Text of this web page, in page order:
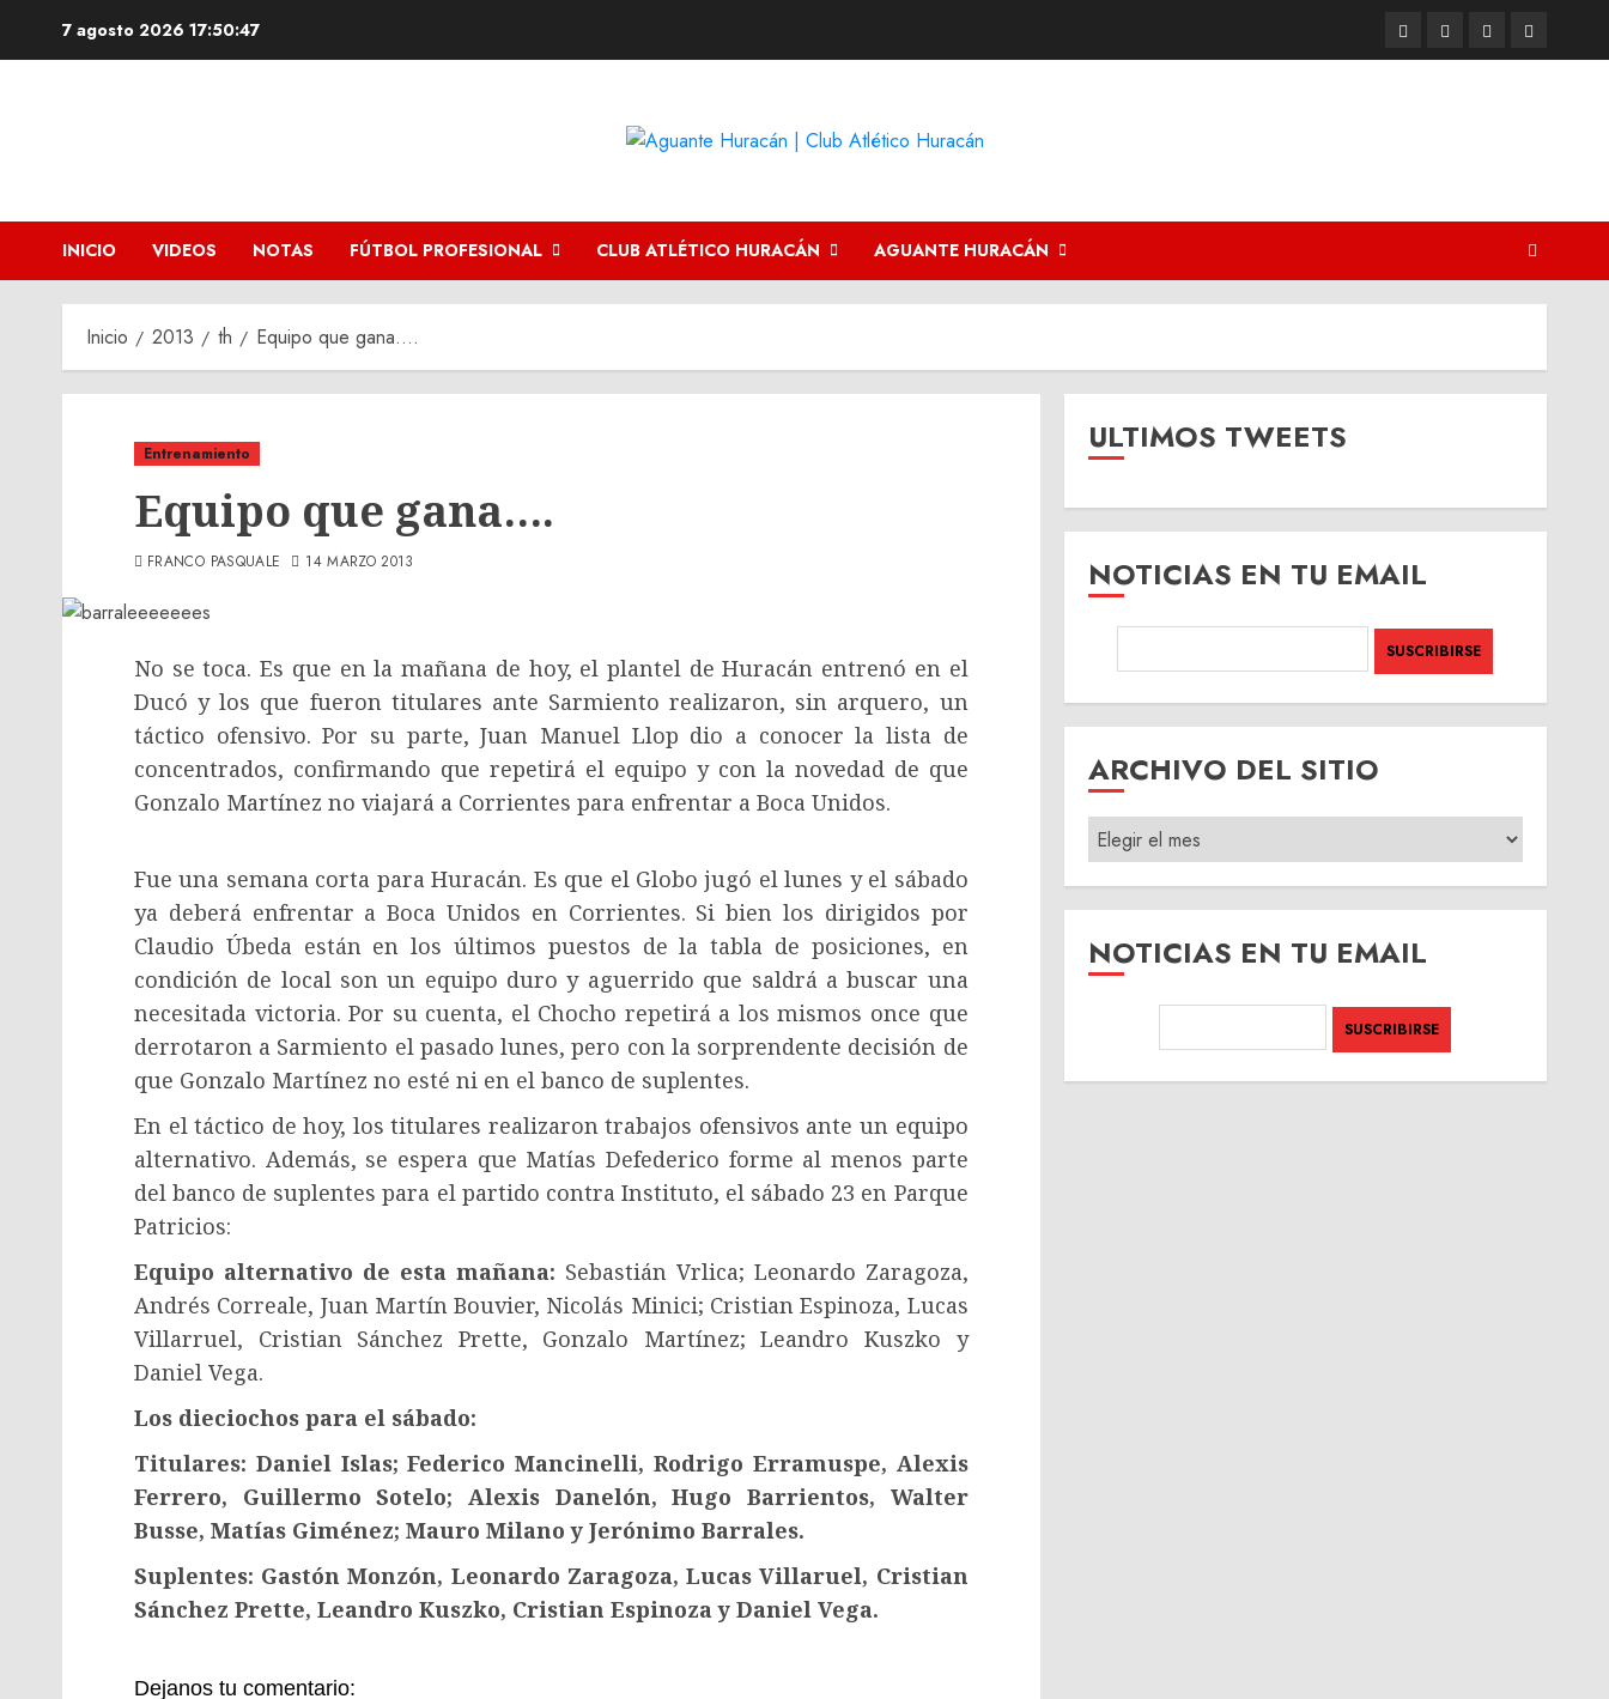
7 agosto 2026 17:50:49 TwitterYoutubeFacebookInstagram
INICIO VIDEOS NOTAS FÚTBOL PROFESIONAL CLUB ATLÉTICO HURACÁN AGUANTE HURACÁN
Inicio 2013 th Equipo que gana….
Entrenamiento
Equipo que gana….
FRANCO PASQUALE 14 MARZO 2013
No se toca. Es que en la mañana de hoy, el plantel de Huracán entrenó en el
Ducó y los que fueron titulares ante Sarmiento realizaron, sin arquero, un
táctico ofensivo. Por su parte, Juan Manuel Llop dio a conocer la lista de
concentrados, confirmando que repetirá el equipo y con la novedad de que
Gonzalo Martínez no viajará a Corrientes para enfrentar a Boca Unidos.
Fue una semana corta para Huracán. Es que el Globo jugó el lunes y el sábado
ya deberá enfrentar a Boca Unidos en Corrientes. Si bien los dirigidos por
Claudio Úbeda están en los últimos puestos de la tabla de posiciones, en
condición de local son un equipo duro y aguerrido que saldrá a buscar una
necesitada victoria. Por su cuenta, el Chocho repetirá a los mismos once que
derrotaron a Sarmiento el pasado lunes, pero con la sorprendente decisión de
que Gonzalo Martínez no esté ni en el banco de suplentes.
En el táctico de hoy, los titulares realizaron trabajos ofensivos ante un equipo
alternativo. Además, se espera que Matías Defederico forme al menos parte
del banco de suplentes para el partido contra Instituto, el sábado 23 en Parque
Patricios:
Equipo alternativo de esta mañana: Sebastián Vrlica; Leonardo Zaragoza,
Andrés Correale, Juan Martín Bouvier, Nicolás Minici; Cristian Espinoza, Lucas
Villarruel, Cristian Sánchez Prette, Gonzalo Martínez; Leandro Kuszko y
Daniel Vega.
Los dieciochos para el sábado:
Titulares: Daniel Islas; Federico Mancinelli, Rodrigo Erramuspe, Alexis
Ferrero, Guillermo Sotelo; Alexis Danelón, Hugo Barrientos, Walter
Busse, Matías Giménez; Mauro Milano y Jerónimo Barrales.
Suplentes: Gastón Monzón, Leonardo Zaragoza, Lucas Villaruel, Cristian
Sánchez Prette, Leandro Kuszko, Cristian Espinoza y Daniel Vega.
Dejanos tu comentario:
ULTIMOS TWEETS
NOTICIAS EN TU EMAIL
ARCHIVO DEL SITIO
ARCHIVO
DEL
SITIO
NOTICIAS EN TU EMAIL